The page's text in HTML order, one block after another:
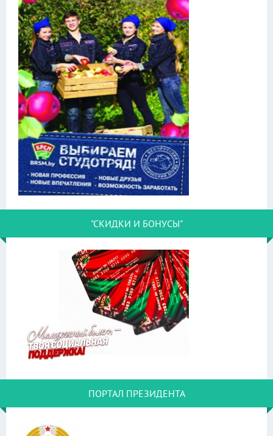
"СКИДКИ И БОНУСЫ"
ПОРТАЛ ПРЕЗИДЕНТА